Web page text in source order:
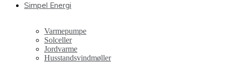
Simpel Energi
Varmepumpe
Solceller
Jordvarme
Husstandsvindmøller